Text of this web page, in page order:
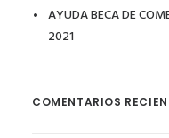
AYUDA BECA DE
2021
COMENTARIOS